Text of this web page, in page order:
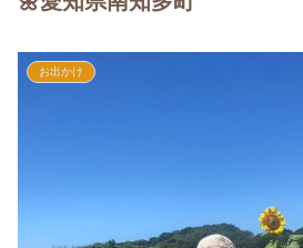
お出かけ